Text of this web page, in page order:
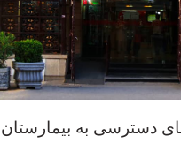
دسترسی به